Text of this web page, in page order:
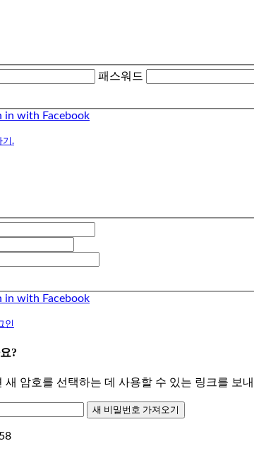
패스워드
in with Facebook
기.
in with Facebook
인
?
새 암호를 선택하는 데 사용할 수 있는 링크를 보